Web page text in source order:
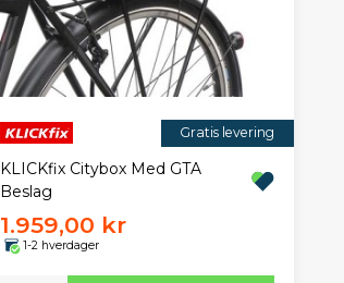
Gratis levering
KLICKfix Citybox Med GTA
Beslag
1.959,00 kr
1-2 hverdager